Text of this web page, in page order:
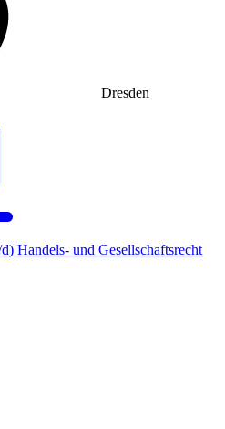
Dresden
Handels- und Gesellschaftsrecht